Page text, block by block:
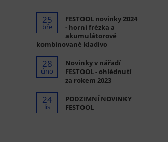
25
bře
FESTOOL novinky 2024
- horní frézka a
akumulátorové
kombinované kladivo
28
úno
Novinky v nářadí
FESTOOL - ohlédnutí
za rokem 2023
24
lis
PODZIMNÍ NOVINKY
FESTOOL